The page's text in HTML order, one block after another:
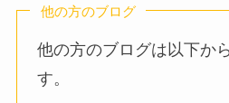
他の方のブログ
他の方のブログは以下か
す。